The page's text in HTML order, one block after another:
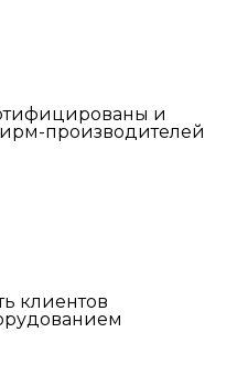
и
производителей
клиентов